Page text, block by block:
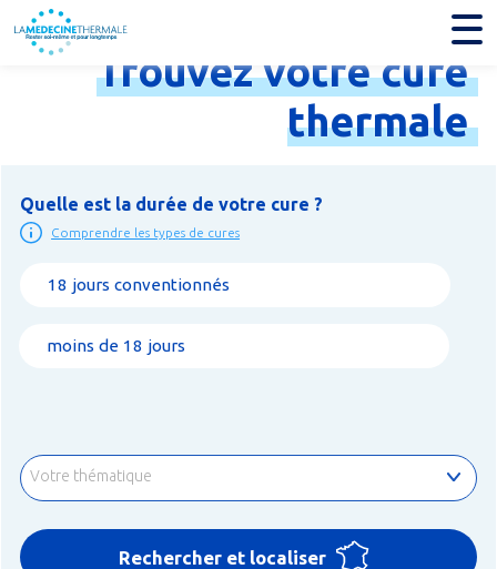
Trouvezvotrecure
thermale
Quelle est la durée de votre cure ?
Comprendre les types de cures
18 jours conventionnés
moins de 18 jours
Votre thématique
Rechercher et localiser